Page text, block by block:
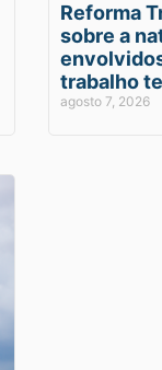
Reforma
sobre a
trabalho
agosto 7, 2026